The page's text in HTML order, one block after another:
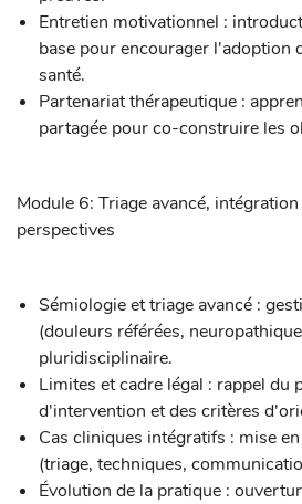
Entretien motivationnel :
base pour encourager l'adoption
santé.
Partenariat thérapeutique :
partagée pour co-construire les
Module 6: Triage avancé,
perspectives
Sémiologie et triage avancé :
(douleurs référées,
pluridisciplinaire.
Limites et cadre légal : rappel du
d'intervention et des critères
Cas cliniques intégratifs : mise
(triage, techniques,
Évolution de la pratique :